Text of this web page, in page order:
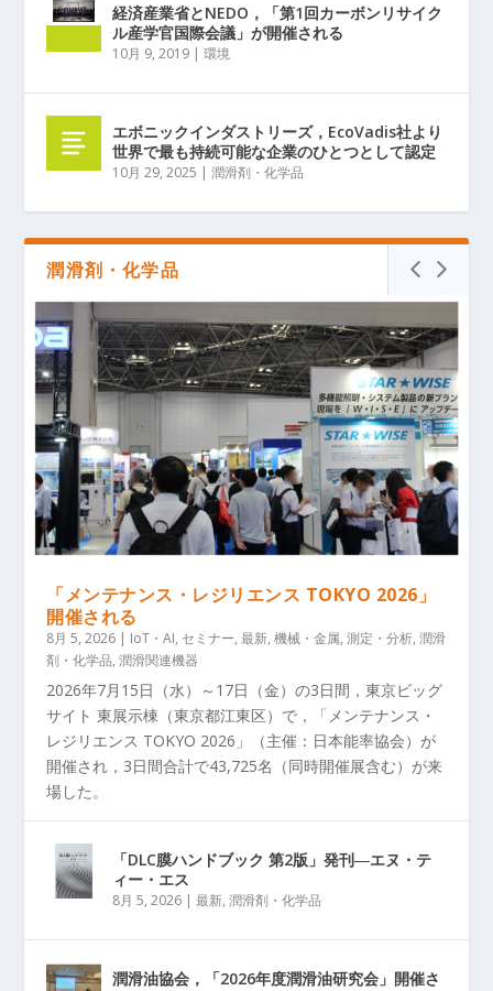
経済産業省とNEDO，「第1回カーボンリサイク
ル産学官国際会議」が開催される
10月 9, 2019 |環境
エボニックインダストリーズ，EcoVadis社より
世界で最も持続可能な企業のひとつとして認定
10月 29, 2025 |潤滑剤・化学品
潤滑剤・化学品
「メンテナンス・レジリエンス TOKYO 2026」
開催される
8月 5, 2026 | IoT・AI, セミナー,最新,機械・金属,測定・分析,潤滑
剤・化学品,潤滑関連機器
2026年7月15日（水）～17日（金）の3日間，東京ビッグ
サイト 東展示棟（東京都江東区）で，「メンテナンス・
レジリエンス TOKYO 2026」（主催：日本能率協会）が
開催され，3日間合計で43,725名（同時開催展含む）が来
場した。
「DLC膜ハンドブック 第2版」発刊―エヌ・テ
ィー・エス
8月 5, 2026 |最新,潤滑剤・化学品
潤滑油協会，「2026年度潤滑油研究会」開催さ